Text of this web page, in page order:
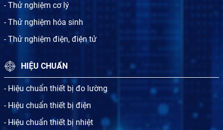
- Thử nghiệm cơ lý
- Thử nghiệm hóa sinh
- Thử nghiệm điện, điện tử
HIỆU CHUẨN
- Hiệu chuẩn thiết bị đo lường
- Hiệu chuẩn thiết bị điện
- Hiệu chuẩn thiết bị nhiệt